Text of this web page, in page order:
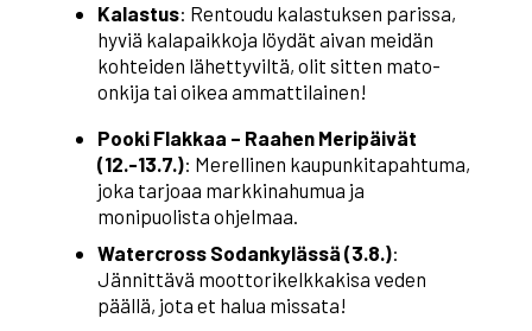
Kalastus: Rentoudu kalastuksen parissa,
hyviä kalapaikkoja löydät aivan meidän
kohteiden lähettyviltä, olit sitten mato-
onkija tai oikea ammattilainen!
Pooki Flakkaa – Raahen Meripäivät
(12.-13.7.): Merellinen kaupunkitapahtuma,
joka tarjoaa markkinahumua ja
monipuolista ohjelmaa.
Watercross Sodankylässä (3.8.):
Jännittävä moottorikelkkakisa veden
päällä, jota et halua missata!